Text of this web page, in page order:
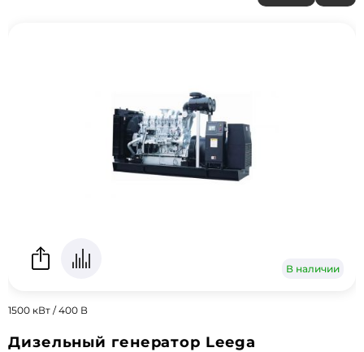
В наличии
1500 кВт / 400 В
Дизельный генератор Leega